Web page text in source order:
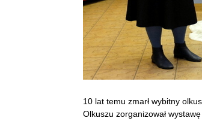
10 lat temu zmarł wybitny
Olkuszu zorganizował